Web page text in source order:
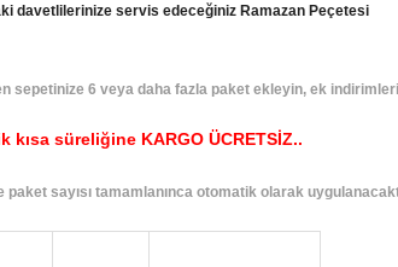
davetlilerinize servis edeceğiniz Ramazan Peçetesi
sepetinize 6 veya daha fazla paket ekleyin, ek
kısa süreliğine KARGO ÜCRETSİZ..
sayısı tamamlanınca otomatik olarak